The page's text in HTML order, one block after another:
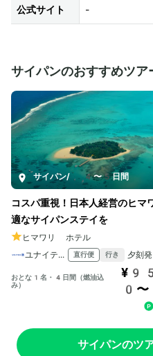
公式サイト -
サイパンのおすすめツア
サイパン/ 4〜5日間
コスパ重視！日本人経営のヒマ
適なサイパンステイを
ヒマワリ ホテル
ユナイテッド航空
直行便 行き 夕刻発
おとな1名・4日間（燃油込
み）
0〜
サイパンのツ